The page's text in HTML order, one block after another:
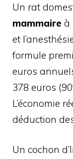
Un rat
mammaire à
et
formule
euros
378 euros
L’économie
déduction
Un cochon